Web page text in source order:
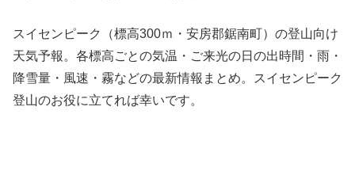
スイセンピーク（標高300ｍ・安房郡鋸南町）の登山向け
天気予報。各標高ごとの気温・ご来光の日の出時間・雨・
降雪量・風速・霧などの最新情報まとめ。スイセンピーク
登山のお役に立てれば幸いです。